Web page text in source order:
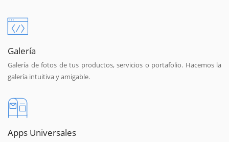
Galería
Galería de fotos de tus productos, servicios o portafolio. Hacemos la
galería intuitiva y amigable.
Apps Universales